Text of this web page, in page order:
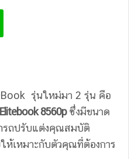
รุ่นใหม่มา 2 รุ่น คือ
8560pซึ่งมีขนาด
รถปรับแต่งคุณสมบัติ
ห้เหมาะกับตัวคุณที่ต้องการ